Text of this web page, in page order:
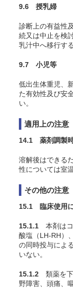
9.6 授乳婦
診断上の有益性
続又は中止を検
乳汁中へ移行す
9.7 小児等
低出生体重児、
た有効性及び安
い。
適用上の注意
14.1 薬剤調製
溶解後はできる
性については室
その他の注意
15.1 臨床使用
15.1.1 本剤はコ
酸塩（LH-RH）
の同時投与によ
いない。
15.1.2 類薬を下
野障害、頭痛、